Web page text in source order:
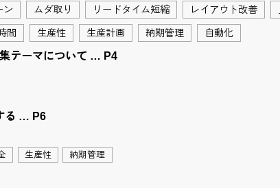
ン ムダ取り リードタイム短縮 レイアウト改善
間 生産性 生産計画 納期管理 自動化
テーマについて … P4
る … P6
生産性 納期管理